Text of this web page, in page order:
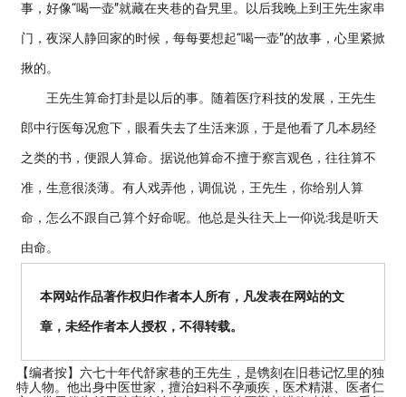
事，好像“喝一壶”就藏在夹巷的旮旯里。以后我晚上到王先生家串
门，夜深人静回家的时候，每每要想起“喝一壶”的故事，心里紧掀
揪的。
王先生算命打卦是以后的事。随着医疗科技的发展，王先生
郎中行医每况愈下，眼看失去了生活来源，于是他看了几本易经
之类的书，便跟人算命。据说他算命不擅于察言观色，往往算不
准，生意很淡薄。有人戏弄他，调侃说，王先生，你给别人算
命，怎么不跟自己算个好命呢。他总是头往天上一仰说:我是听天
由命。
本网站作品著作权归作者本人所有，凡发表在网站的文
章，未经作者本人授权，不得转载。
【编者按】 六七十年代舒家巷的王先生，是镌刻在旧巷记忆里的独
特人物。他出身中医世家，擅治妇科不孕顽疾，医术精湛、医者仁